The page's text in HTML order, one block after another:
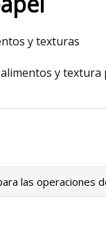
y texturas
y
las operaciones